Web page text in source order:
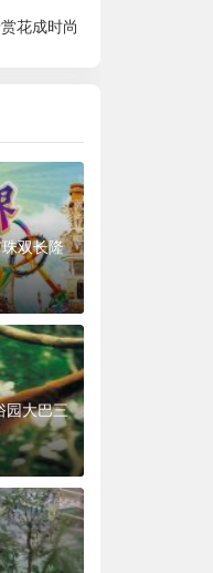
花成时尚
双长隆
园大巴三